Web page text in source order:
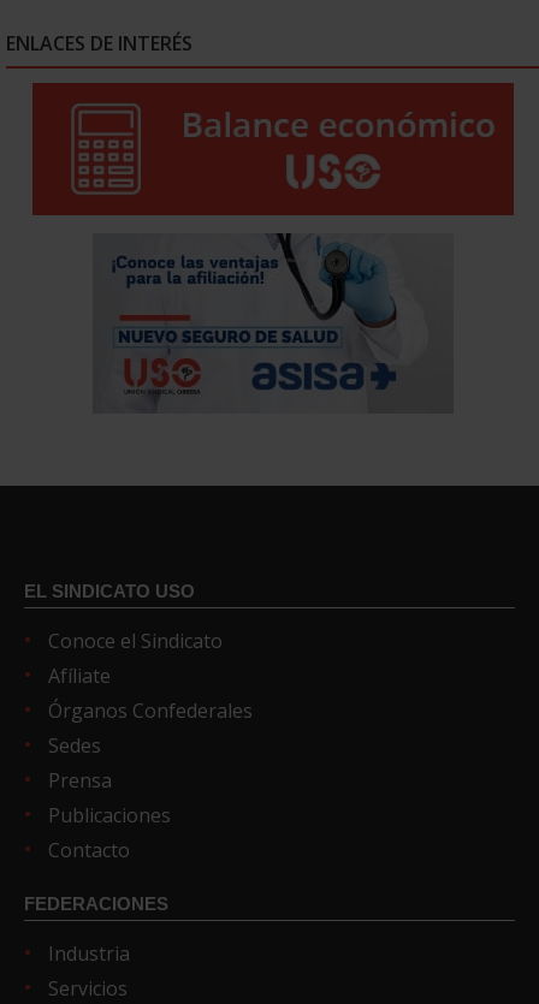
ENLACES DE INTERÉS
EL SINDICATO USO
Conoce el Sindicato
Afíliate
Órganos Confederales
Sedes
Prensa
Publicaciones
Contacto
FEDERACIONES
Industria
Servicios